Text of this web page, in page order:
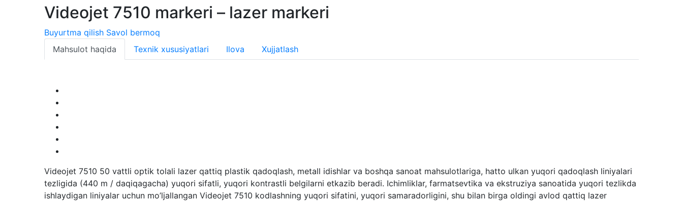
Videojet 7510 markeri – lazer markeri
Buyurtma qilish Savol bermoq
Mahsulot haqida
Texnik xususiyatlari Ilova Xujjatlash
Videojet 7510 50 vattli optik tolali lazer qattiq plastik qadoqlash, metall idishlar va boshqa sanoat mahsulotlariga, hatto ulkan yuqori qadoqlash liniyalari
tezligida (440 m / daqiqagacha) yuqori sifatli, yuqori kontrastli belgilarni etkazib beradi. Ichimliklar, farmatsevtika va ekstruziya sanoatida yuqori tezlikda
ishlaydigan liniyalar uchun mo’ljallangan Videojet 7510 kodlashning yuqori sifatini, yuqori samaradorligini, shu bilan birga oldingi avlod qattiq lazer